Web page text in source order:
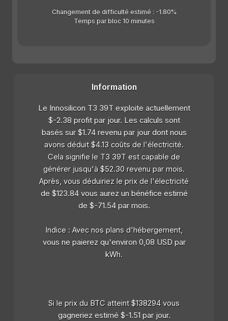
Changement de difficulté estimé : -1.80%
Temps par bloc 10 minutes
Information
Le Innosilicon T3 39T exploite actuellement
$-2.38 profit par jour. Les calculs sont
basés sur $1.74 revenu par jour dont nous
avons déduit $4.13 coûts de l'électricité.
Cela signifie le T3 39T est capable de
générer jusqu'à $52.30 revenu par mois.
Après, vous déduiriez le prix de l'électricité
de $123.84 vous aurez un bénéfice estimé
de $-71.54 par mois.
Indice : Avec nos plans d'hébergement,
vous ne paierez qu'environ 0,08 USD par
kWh.
Si le prix du BTC atteint $138294 vous
gagneriez estimé $-1.51 par jour.